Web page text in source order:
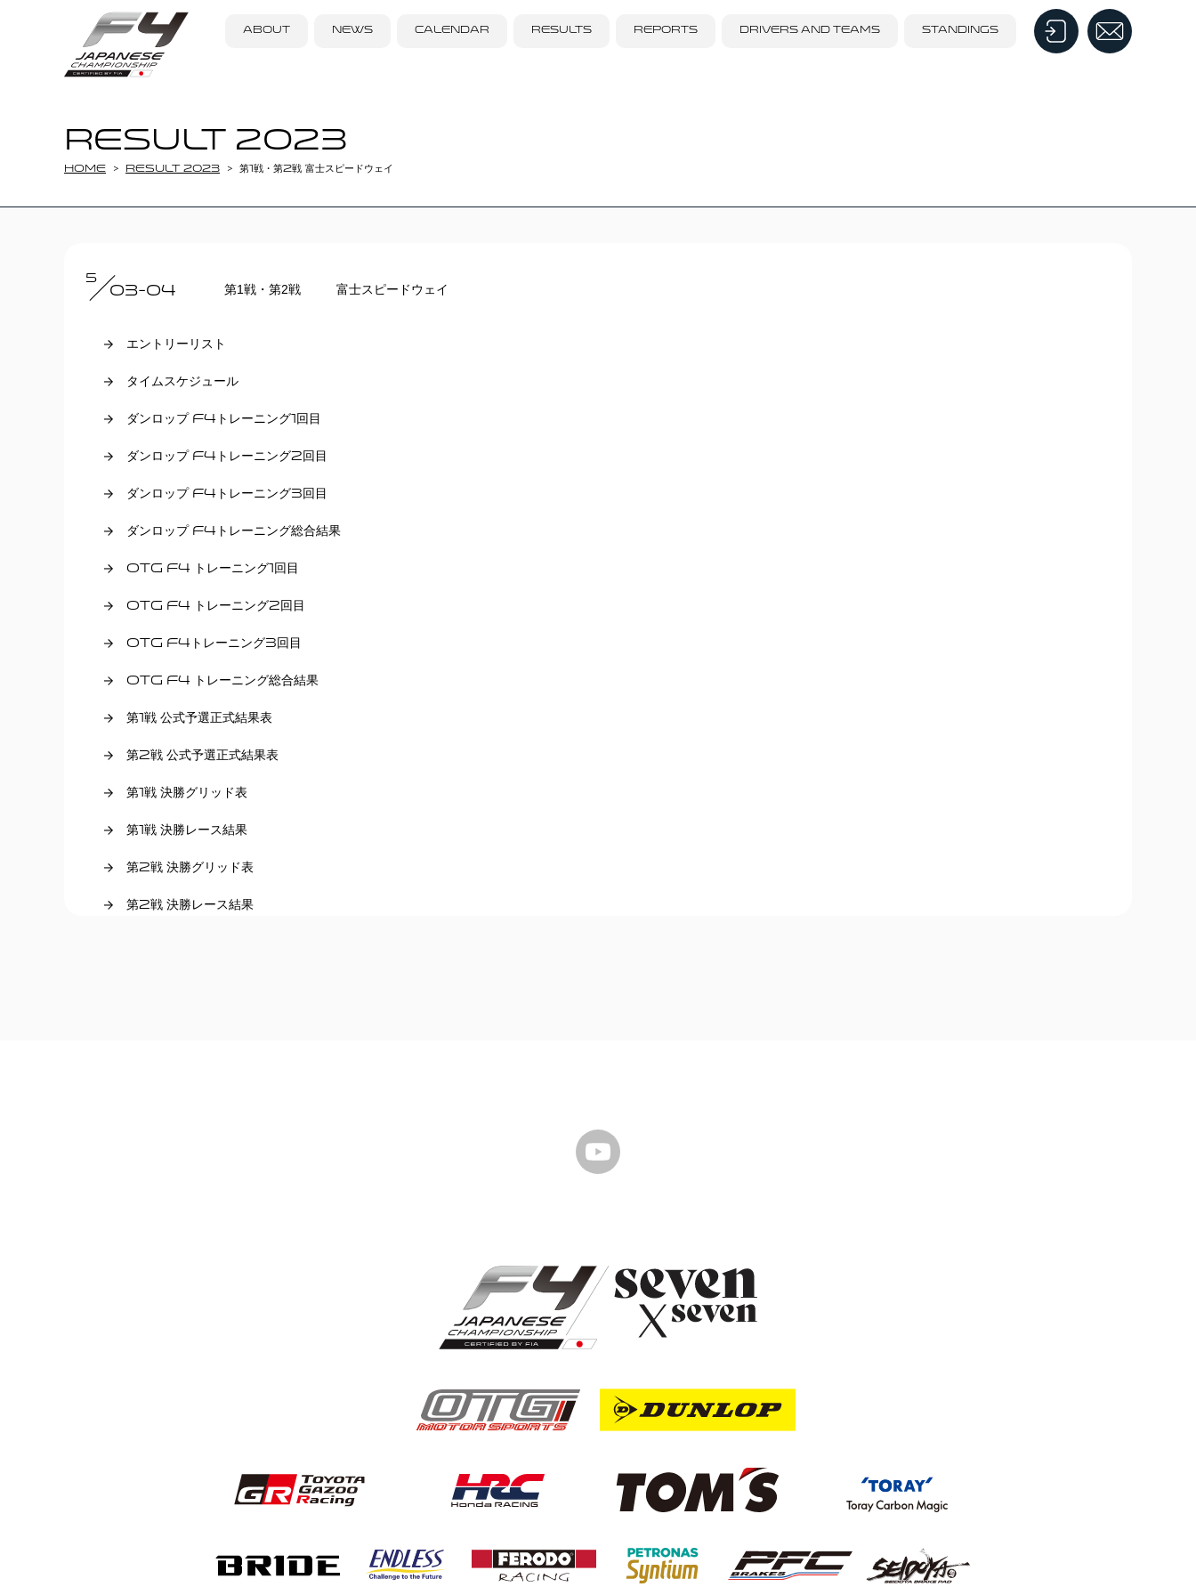
ABOUT NEWS CALENDAR RESULTS REPORTS DRIVERS AND TEAMS STANDINGS
RESULT 2023
Home RESULT 2023 第1戦・第2戦 富士スピードウェイ
5
03-04 第1戦・第2戦 富士スピードウェイ
エントリーリスト
タイムスケジュール
ダンロップ F4トレーニング1回目
ダンロップ F4トレーニング2回目
ダンロップ F4トレーニング3回目
ダンロップ F4トレーニング総合結果
OTG F4 トレーニング1回目
OTG F4 トレーニング2回目
OTG F4トレーニング3回目
OTG F4 トレーニング総合結果
第1戦 公式予選正式結果表
第2戦 公式予選正式結果表
第1戦 決勝グリッド表
第1戦 決勝レース結果
第2戦 決勝グリッド表
第2戦 決勝レース結果